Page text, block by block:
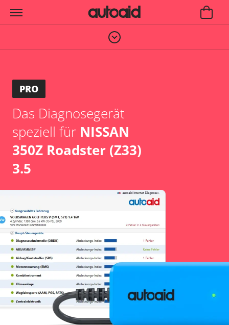
PRO
Das Diagnosegerät
speziell für NISSAN
350Z Roadster (Z33)
3.5